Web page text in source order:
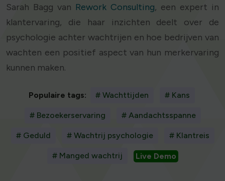
Sarah Bagg van Rework Consulting, een expert in
klantervaring, die haar inzichten deelt over de
psychologie achter wachtrijen en hoe bedrijven van
wachten een positief aspect van hun merkervaring
kunnen maken.
Populaire tags: # Wachttijden # Kans
# Bezoekerservaring # Aandachtsspanne
# Geduld # Wachtrij psychologie # Klantreis
# Manged wachtrij Live Demo